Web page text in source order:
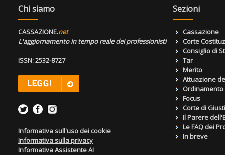
Chi siamo
CASSAZIONE.net
L'aggiornamento in tempo reale dei professionisti
ISSN: 2532-8727
Informativa sull'uso dei cookie
Informativa sulla privacy
Informativa Assistente AI
Sezioni
Cassazione
Corte
Consiglio di
Tar
Merito
Attuazione
Focus
Corte di
Il Parere
Le FAQ dei
In breve